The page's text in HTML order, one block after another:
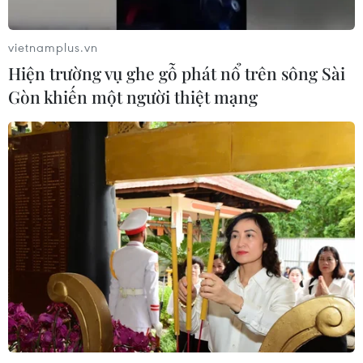
Nứt núi, Thanh Hóa sơ tán khẩn cấp
nhiều hộ dân
07/08/2026 13:17
Cảnh báo lũ trên lưu vực sông Thao
tại trạm Yên Bái
07/08/2026 11:51
Gỡ khó khăn triển khai dự án trọng
điểm quốc gia hồ Ka Pét
07/08/2026 11:24
Indonesia nỗ lực khống chế cháy
vietnamplus.vn
Hiện trường vụ ghe gỗ phát nổ trên sông Sài
Gòn khiến một người thiệt mạng